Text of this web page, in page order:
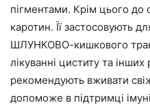
пігментами. Крім цього до
каротин. Її застосовують
ШЛУНКОВО-кишкового
лікуванні циститу та
рекомендують вживати
допоможе в підтримці